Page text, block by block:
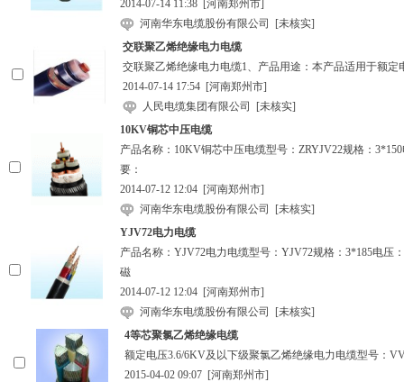
2014-07-14 11:38 [河南郑州市]
河南华东电缆股份有限公司
[未核实]
交联聚乙烯绝缘电力电缆
交联聚乙烯绝缘电力电缆1、产品用途：本产品适用于额
2014-07-14 17:54 [河南郑州市]
人民电缆集团有限公司
[未核实]
10KV铜芯中压电缆
产品名称：10KV铜芯中压电缆型号：ZRYJV22规格：
要：
2014-07-12 12:04 [河南郑州市]
河南华东电缆股份有限公司
[未核实]
YJV72电力电缆
产品名称：YJV72电力电缆型号：YJV72规格：3*185电压
磁
2014-07-12 12:04 [河南郑州市]
河南华东电缆股份有限公司
[未核实]
4等芯聚氯乙烯绝缘电缆
额定电压3.6/6KV及以下级聚氯乙烯绝缘电力电缆型号：
2015-04-02 09:07 [河南郑州市]